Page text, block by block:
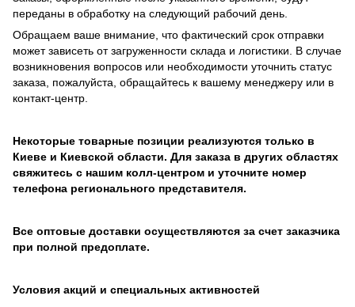
переданы в обработку на следующий рабочий день.
Обращаем ваше внимание, что фактический срок отправки
может зависеть от загруженности склада и логистики. В случае
возникновения вопросов или необходимости уточнить статус
заказа, пожалуйста, обращайтесь к вашему менеджеру или в
контакт-центр.
Некоторые товарные позиции реализуются только в
Киеве и Киевской области. Для заказа в других областях
свяжитесь с нашим колл-центром и уточните номер
телефона регионального представителя.
Все оптовые доставки осуществляются за счет заказчика
при полной предоплате.
Условия акций и специальных активностей